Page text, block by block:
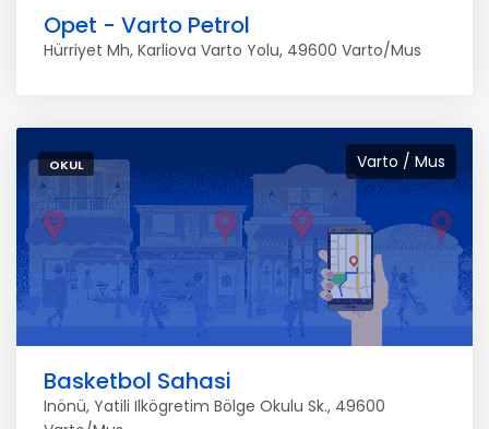
Opet - Varto Petrol
Hürriyet Mh, Karliova Varto Yolu, 49600 Varto/Mus
Varto / Mus
OKUL
Basketbol Sahasi
Inönü, Yatili Ilkögretim Bölge Okulu Sk., 49600